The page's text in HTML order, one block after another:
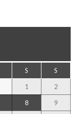
S S
1 2
8 9